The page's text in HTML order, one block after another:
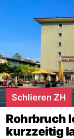
Schlieren ZH
Rohrbruch
kurzzeitig